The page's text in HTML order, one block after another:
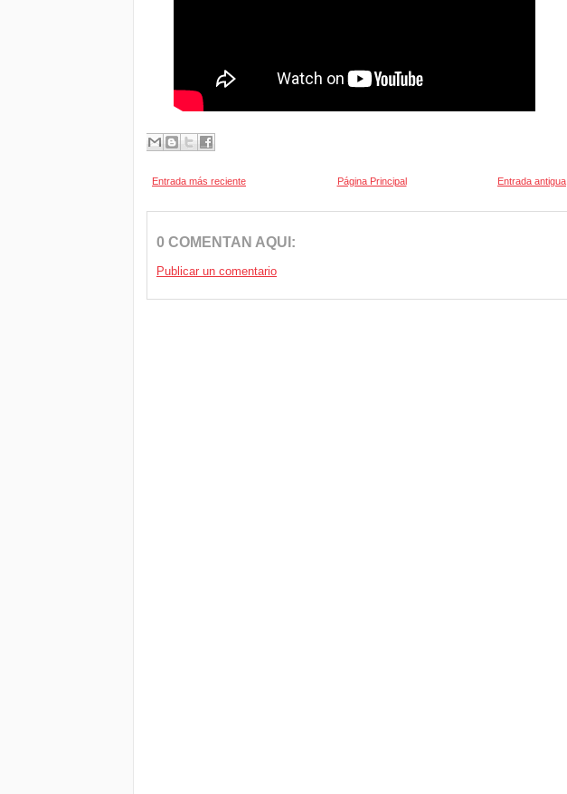
Entrada más reciente Entrada antigua
Página Principal
0 COMENTAN AQUI:
Publicar un comentario